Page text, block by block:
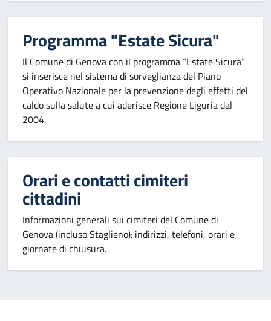
Programma "Estate Sicura"
Il Comune di Genova con il programma “Estate Sicura”
si inserisce nel sistema di sorveglianza del Piano
Operativo Nazionale per la prevenzione degli effetti del
caldo sulla salute a cui aderisce Regione Liguria dal
2004.
Orari e contatti cimiteri
cittadini
Informazioni generali sui cimiteri del Comune di
Genova (incluso Staglieno): indirizzi, telefoni, orari e
giornate di chiusura.